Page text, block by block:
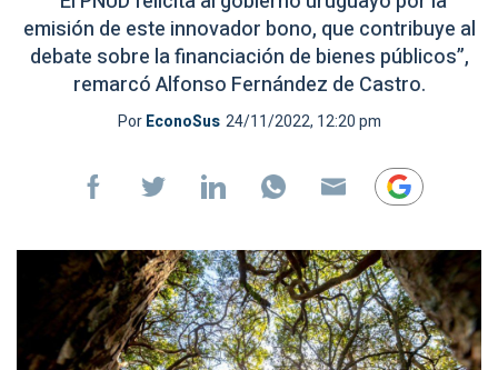
emisión de este innovador bono, que contribuye al
debate sobre la financiación de bienes públicos”,
remarcó Alfonso Fernández de Castro.
PorEconoSus 24/11/2022, 12:20 pm